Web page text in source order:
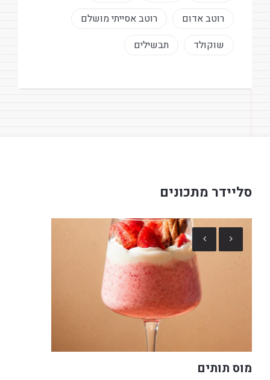
רוטב אדום
רוטב אסייתי מושלם
שוקולד
תבשילים
סליידר מתכונים
מוס תותים